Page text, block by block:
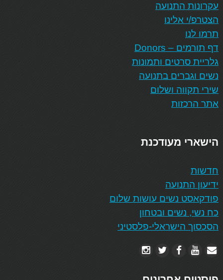
עקרונות התנועה
הצטרפ/י אלינו
תרמו לנו
דף תורמים – Donors
גלריית סרטים ותמונות
נשים וגברים בתנועה
שירי תקווה ושלום
אתר הרכזות
הישארי מעודכנת
חדשות
ידיעון התנועה
פודקאסט נשים עושות שלום
כח נשי, נשים ובטחון
הסכסוך הישראלי-פלסטיני